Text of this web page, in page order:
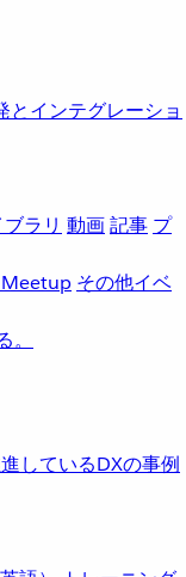
インテグレーショ
ラリ 動画記事 プ
その他イベ
しているDXの事例